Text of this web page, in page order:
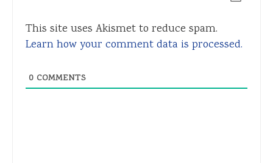
This site uses Akismet to reduce spam.
Learn how your comment data is processed.
0 COMMENTS